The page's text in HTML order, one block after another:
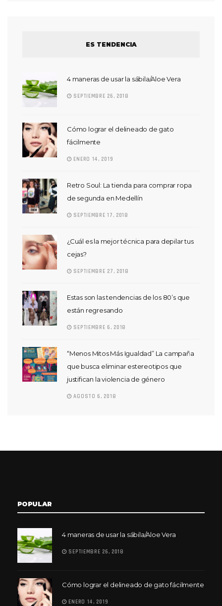
ES TENDENCIA
4 maneras de usar la sábila/Aloe Vera
SEPTIEMBRE 26, 2018
Cómo lograr el delineado de gato
fácilmente
ENERO 14, 2019
Retro Soul: La tienda para comprar ropa
de segunda en Medellín
SEPTIEMBRE 17, 2018
¿Cuál es la mejor técnica para depilar tus
cejas?
SEPTIEMBRE 27, 2018
Estas son las tendencias de los 80’s que
están regresando
SEPTIEMBRE 6, 2018
“Menos Mitos Más Igualdad” La campaña
que busca eliminar estereotipos que
justifican la violencia de género
AGOSTO 6, 2018
POPULAR
4 maneras de usar la sábila/Aloe Vera
SEPTIEMBRE 26, 2018
Cómo lograr el delineado de gato fácilmente
ENERO 14, 2019